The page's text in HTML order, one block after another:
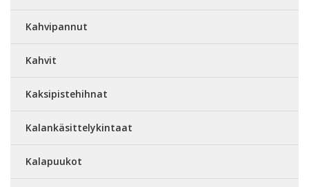
Kahvipannut
Kahvit
Kaksipistehihnat
Kalankäsittelykintaat
Kalapuukot